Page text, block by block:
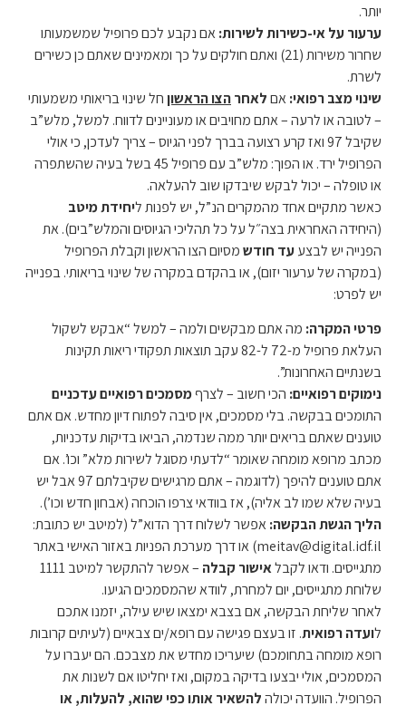
יותר.
ערעור על אי-כשירות לשירות:אם נקבע לכם פרופיל שמשמעותו
שחרור משירות (21) ואתם חולקים על כך ומאמינים שאתם כן כשירים
לשרת.
שינוי מצב רפואי:אםלאחרהצו הראשוןחל שינוי בריאותי משמעותי
– לטובה או לרעה – אתם מחויבים או מעוניינים לדווח. למשל, מלש”ב
שקיבל 97 ואז קרע רצועה בברך לפני הגיוס – צריך לעדכן, כי אולי
הפרופיל ירד. או הפוך: מלש”ב עם פרופיל 45 בשל בעיה שהשתפרה
או טופלה – יכול לבקש שיבדקו שוב להעלאה.
כאשר מתקיים אחד מהמקרים הנ”ל, יש לפנות ליחידת מיטב
(היחידה האחראית בצה״ל על כל תהליכי הגיוסים והמלש”בים). את
הפנייה יש לבצעעד חודשמסיום הצו הראשון וקבלת הפרופיל
(במקרה של ערעור יזום), או בהקדם במקרה של שינוי בריאותי. בפנייה
יש לפרט:
פרטי המקרה: מה אתם מבקשים ולמה – למשל “אבקש לשקול
העלאת פרופיל מ-72 ל-82 עקב תוצאות תפקודי ריאות תקינות
בשנתיים האחרונות”.
נימוקים רפואיים: הכי חשוב – לצרףמסמכים רפואיים עדכניים
התומכים בבקשה. בלי מסמכים, אין סיבה לפתוח דיון מחדש. אם אתם
טוענים שאתם בריאים יותר ממה שנדמה, הביאו בדיקות עדכניות,
מכתב מרופא מומחה שאומר “לדעתי מסוגל לשירות מלא” וכו’. אם
אתם טוענים להיפך (לדוגמה – אתם מרגישים שקיבלתם 97 אבל יש
בעיה שלא שמו לב אליה), אז בוודאי צרפו הוכחה (אבחון חדש וכו’).
הליך הגשת הבקשה:אפשר לשלוח דרך הדוא”ל (למיטב יש כתובת:
meitav@digital.idf.il) או דרך מערכת הפניות באזור האישי באתר
מתגייסים. ודאו לקבלאישור קבלה
– אפשר להתקשר למיטב 1111
שלוחת מתגייסים, יום למחרת, לוודא שהמסמכים הגיעו.
לאחר שליחת הבקשה, אם בצבא ימצאו שיש עילה, יזמנו אתכם
לועדה רפואית. זו בעצם פגישה עם רופא/ים צבאיים (לעיתים קרובות
רופא מומחה בתחומכם) שיעריכו מחדש את מצבכם. הם יעברו על
המסמכים, אולי יבצעו בדיקה במקום, ואז יחליטו אם לשנות את
הפרופיל. הוועדה יכולהלהשאיר אותו כפי שהוא, להעלות, או